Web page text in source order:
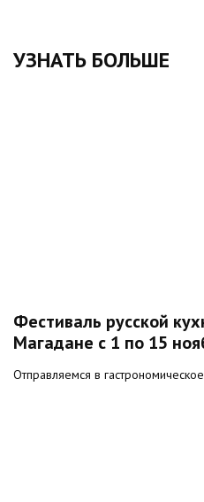
УЗНАТЬ БОЛЬШЕ
Фестиваль русской
Магадане с 1 по 15
Отправляемся в